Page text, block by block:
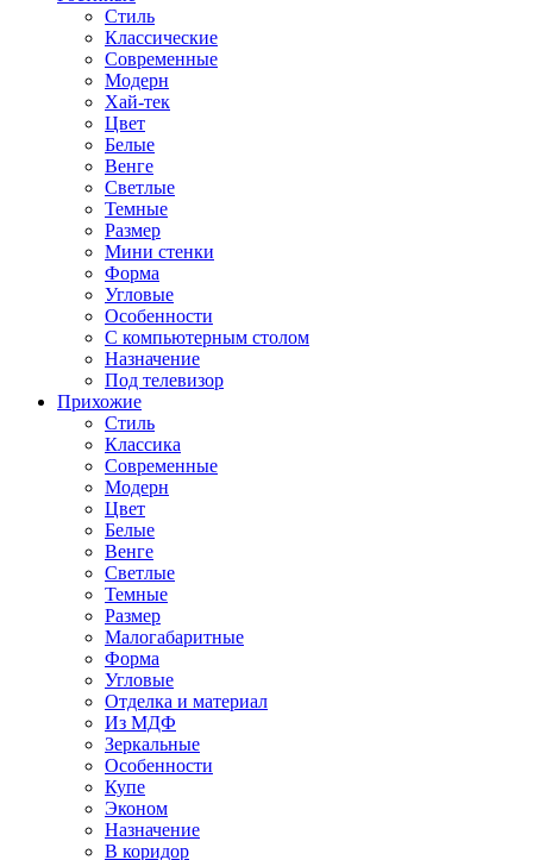
Стиль
Классические
Современные
Модерн
Хай-тек
Цвет
Белые
Венге
Светлые
Темные
Размер
Мини стенки
Форма
Угловые
Особенности
С компьютерным столом
Назначение
Под телевизор
Прихожие
Стиль
Классика
Современные
Модерн
Цвет
Белые
Венге
Светлые
Темные
Размер
Малогабаритные
Форма
Угловые
Отделка и материал
Из МДФ
Зеркальные
Особенности
Купе
Эконом
Назначение
В коридор